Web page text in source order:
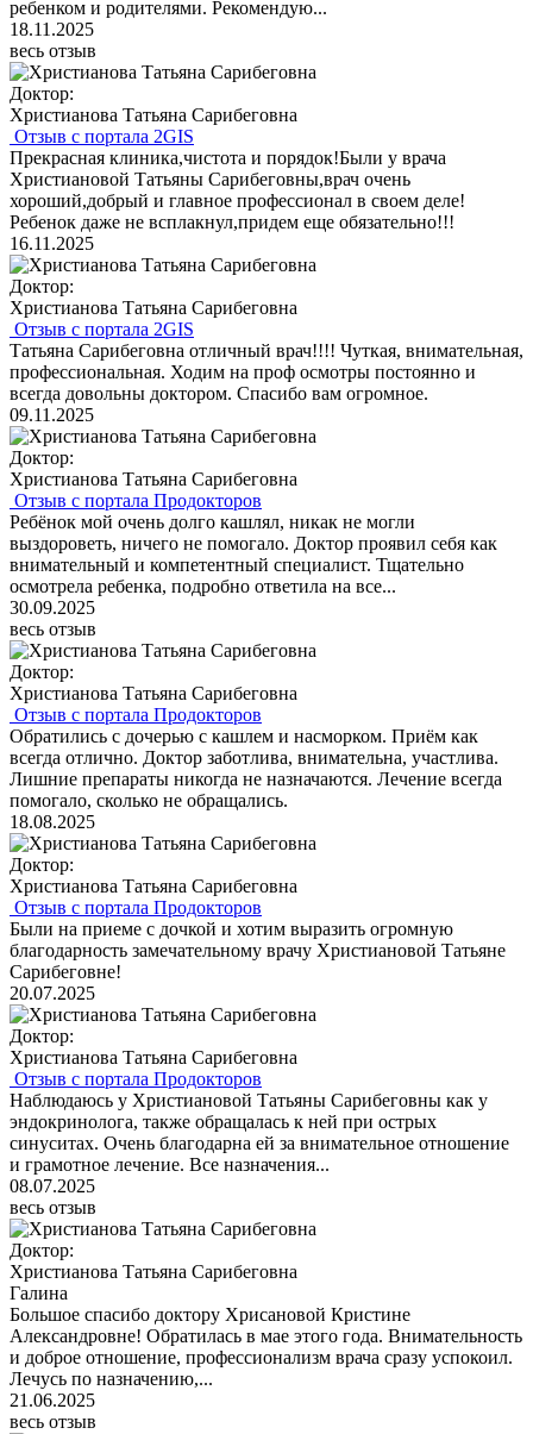
ребенком и родителями. Рекомендую...
18.11.2025
весь отзыв
Доктор:
Христианова Татьяна Сарибеговна
Отзыв с портала 2GIS
Прекрасная клиника,чистота и порядок!Были у врача
Христиановой Татьяны Сарибеговны,врач очень
хороший,добрый и главное профессионал в своем деле!
Ребенок даже не всплакнул,придем еще обязательно!!!
16.11.2025
Доктор:
Христианова Татьяна Сарибеговна
Отзыв с портала 2GIS
Татьяна Сарибеговна отличный врач!!!! Чуткая, внимательная,
профессиональная. Ходим на проф осмотры постоянно и
всегда довольны доктором. Спасибо вам огромное.
09.11.2025
Доктор:
Христианова Татьяна Сарибеговна
Отзыв с портала Продокторов
Ребёнок мой очень долго кашлял, никак не могли
выздороветь, ничего не помогало. Доктор проявил себя как
внимательный и компетентный специалист. Тщательно
осмотрела ребенка, подробно ответила на все...
30.09.2025
весь отзыв
Доктор:
Христианова Татьяна Сарибеговна
Отзыв с портала Продокторов
Обратились с дочерью с кашлем и насморком. Приём как
всегда отлично. Доктор заботлива, внимательна, участлива.
Лишние препараты никогда не назначаются. Лечение всегда
помогало, сколько не обращались.
18.08.2025
Доктор:
Христианова Татьяна Сарибеговна
Отзыв с портала Продокторов
Были на приеме с дочкой и хотим выразить огромную
благодарность замечательному врачу Христиановой Татьяне
Сарибеговне!
20.07.2025
Доктор:
Христианова Татьяна Сарибеговна
Отзыв с портала Продокторов
Наблюдаюсь у Христиановой Татьяны Сарибеговны как у
эндокринолога, также обращалась к ней при острых
синуситах. Очень благодарна ей за внимательное отношение
и грамотное лечение. Все назначения...
08.07.2025
весь отзыв
Доктор:
Христианова Татьяна Сарибеговна
Галина
Большое спасибо доктору Хрисановой Кристине
Александровне! Обратилась в мае этого года. Внимательность
и доброе отношение, профессионализм врача сразу успокоил.
Лечусь по назначению,...
21.06.2025
весь отзыв